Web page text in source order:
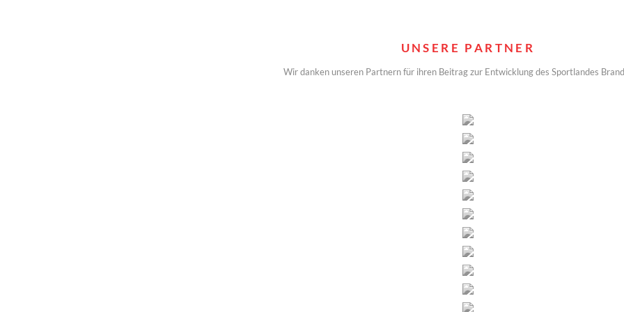
UNSERE PARTNER
Wir danken unseren Partnern für ihren Beitrag zur Entwicklung des Sportlandes